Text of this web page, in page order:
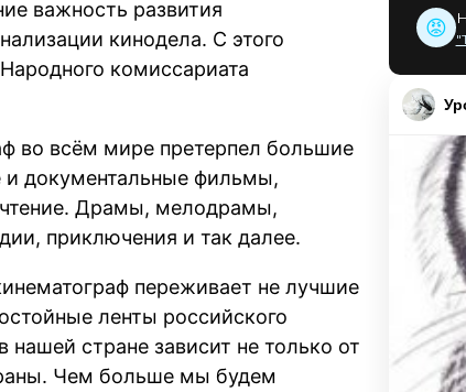
важность развития
кинодела. С этого
комиссариата
во всём мире претерпел большие
и документальные фильмы,
Драмы, мелодрамы,
приключения и так далее.
переживает не лучшие
ленты российского
нашей стране зависит не только от
Чем больше мы будем
😡